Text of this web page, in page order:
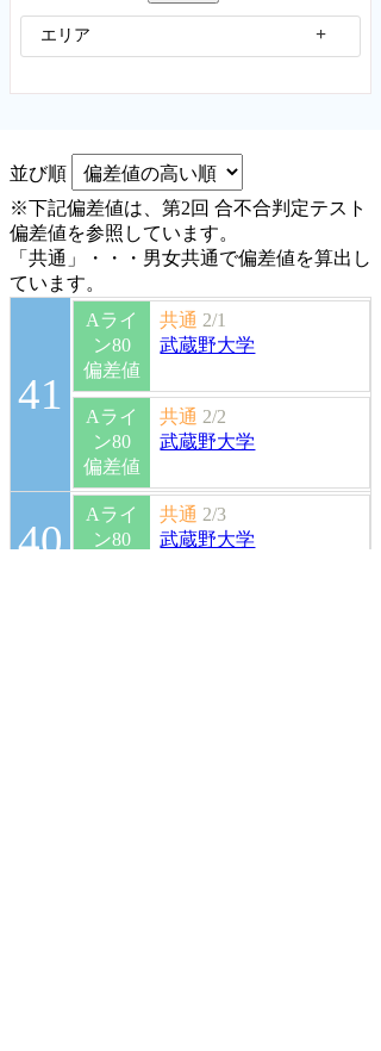
エリア
並び順
※下記偏差値は、第2回 合不合判定テスト
偏差値を参照しています。
「共通」・・・男女共通で偏差値を算出し
ています。
41
Aライ
ン80
偏差値
共通 2/1
武蔵野大学
Aライ
ン80
偏差値
共通 2/2
武蔵野大学
40
Aライ
ン80
共通 2/3
武蔵野大学